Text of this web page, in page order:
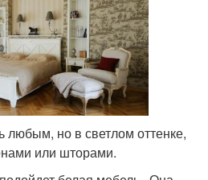
любым, но в светлом оттенке,
или шторами.